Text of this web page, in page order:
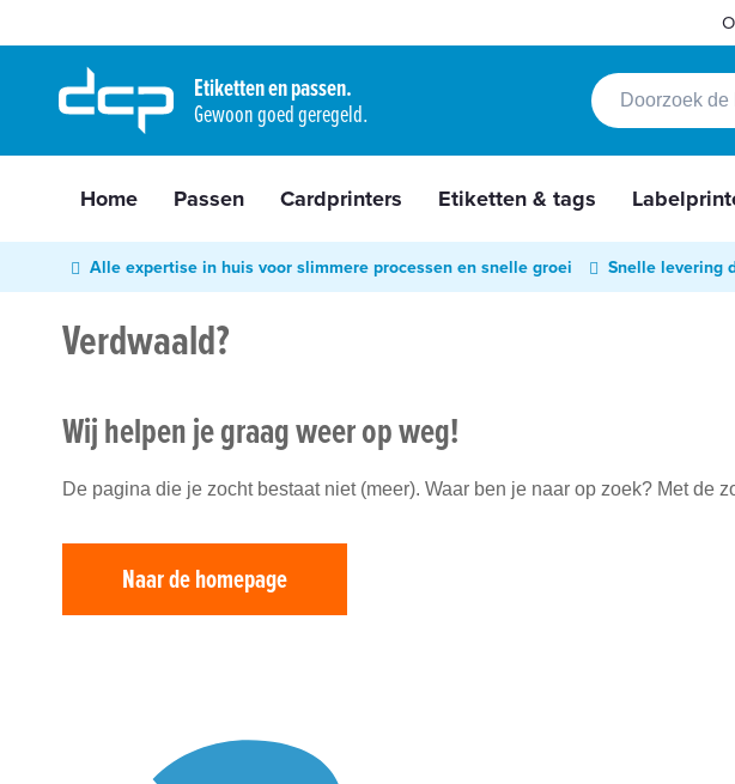
naar
de
inhoud
Etiketten en passen.
Gewoon goed geregeld. Zoek
Passen
Cardprinters
&
Readers
&
Diensten
Contact
Home Passen Cardprinters Etiketten & tags
Alle expertise in huis voor slimmere processen en snelle groei Snelle levering
Verdwaald?
Wij helpen je graag weer op weg!
De pagina die je zocht bestaat niet (meer). Waar ben je naar op zoek? Met
Naar de homepage